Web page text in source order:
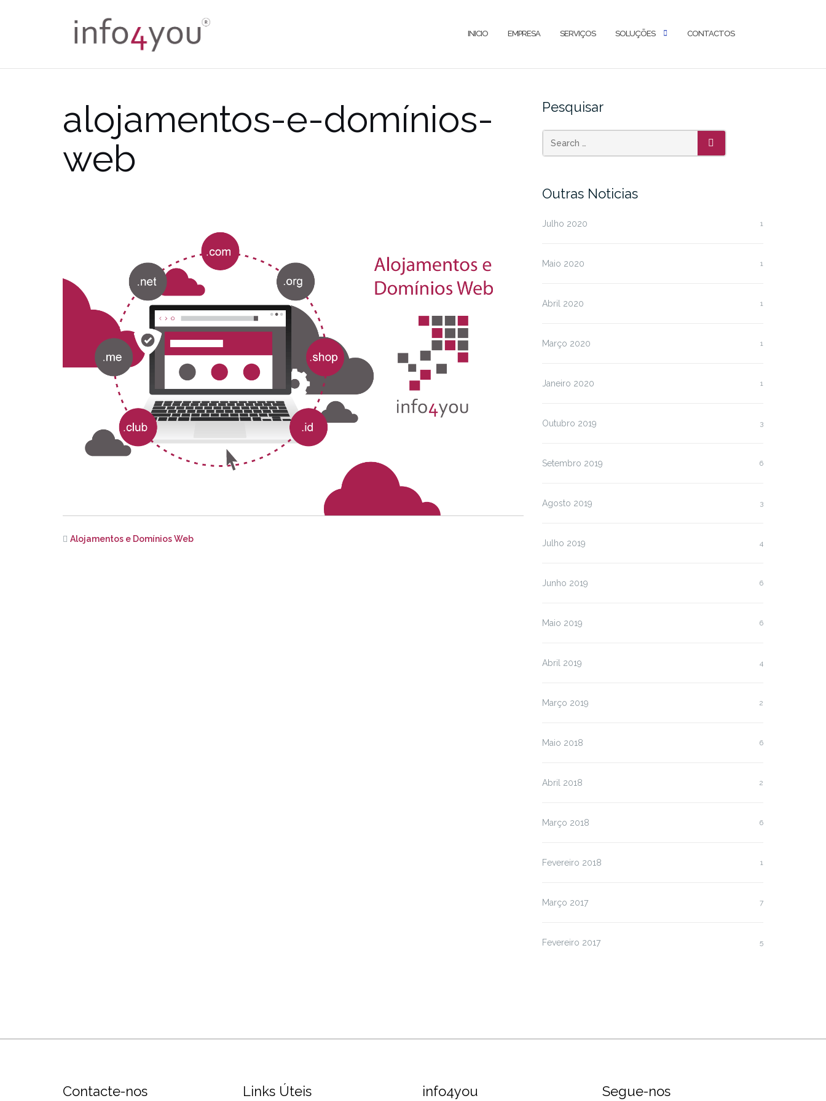
INICIO EMPRESA SERVIÇOS SOLUÇÕES CONTACTOS
alojamentos-e-domínios-
web
Alojamentos e Domínios Web
Pesquisar
SEARCH
Outras Noticias
Julho 2020 1
Maio 2020 1
Abril 2020 1
Março 2020 1
Janeiro 2020 1
Outubro 2019 3
Setembro 2019 6
Agosto 2019 3
Julho 2019 4
Junho 2019 6
Maio 2019 6
Abril 2019 4
Março 2019 2
Maio 2018 6
Abril 2018 2
Março 2018 6
Fevereiro 2018 1
Março 2017 7
Fevereiro 2017 5
Contacte-nos Links Úteis info4you Segue-nos